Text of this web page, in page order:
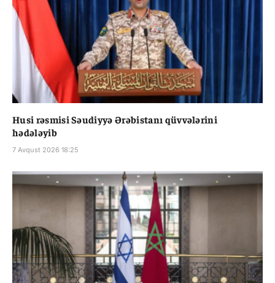
Husi rəsmisi Səudiyyə Ərəbistanı qüvvələrini
hədələyib
7 Avqust 2026 18:25